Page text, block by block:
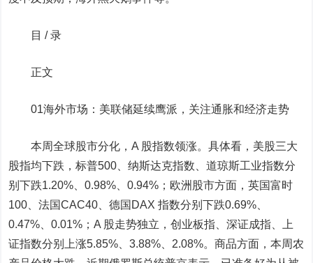
目 / 录
正文
01海外市场：美联储延续鹰派，关注通胀和经济走势
本周全球股市分化，A 股指数领涨。具体看，美股三大
股指均下跌，标普500、纳斯达克指数、道琼斯工业指数分
别下跌1.20%、0.98%、0.94%；欧洲股市方面，英国富时
100、法国CAC40、德国DAX 指数分别下跌0.69%、
0.47%、0.01%；A 股走势独立，创业板指、深证成指、上
证指数分别上涨5.85%、3.88%、2.08%。商品方面 ，本周农